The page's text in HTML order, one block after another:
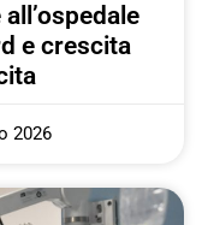
e crescita
2026